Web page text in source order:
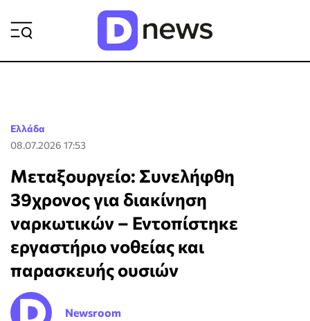
Ελλάδα
08.07.2026 17:53
Μεταξουργείο: Συνελήφθη
39χρονος για διακίνηση
ναρκωτικών – Εντοπίστηκε
εργαστήριο νοθείας και
παρασκευής ουσιών
Newsroom